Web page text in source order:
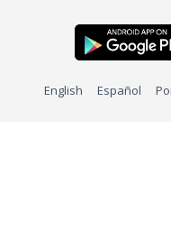
English Español